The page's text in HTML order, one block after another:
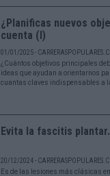
¿Planificas nuevos
cuenta (I)
01/01/2025 -
¿Cuántos objetivos principales
ideas que ayudan a orientarnos
cuantas claves indispensables a
Evita la fascitis
20/12/2024 -
Es de las lesiones más clásicas